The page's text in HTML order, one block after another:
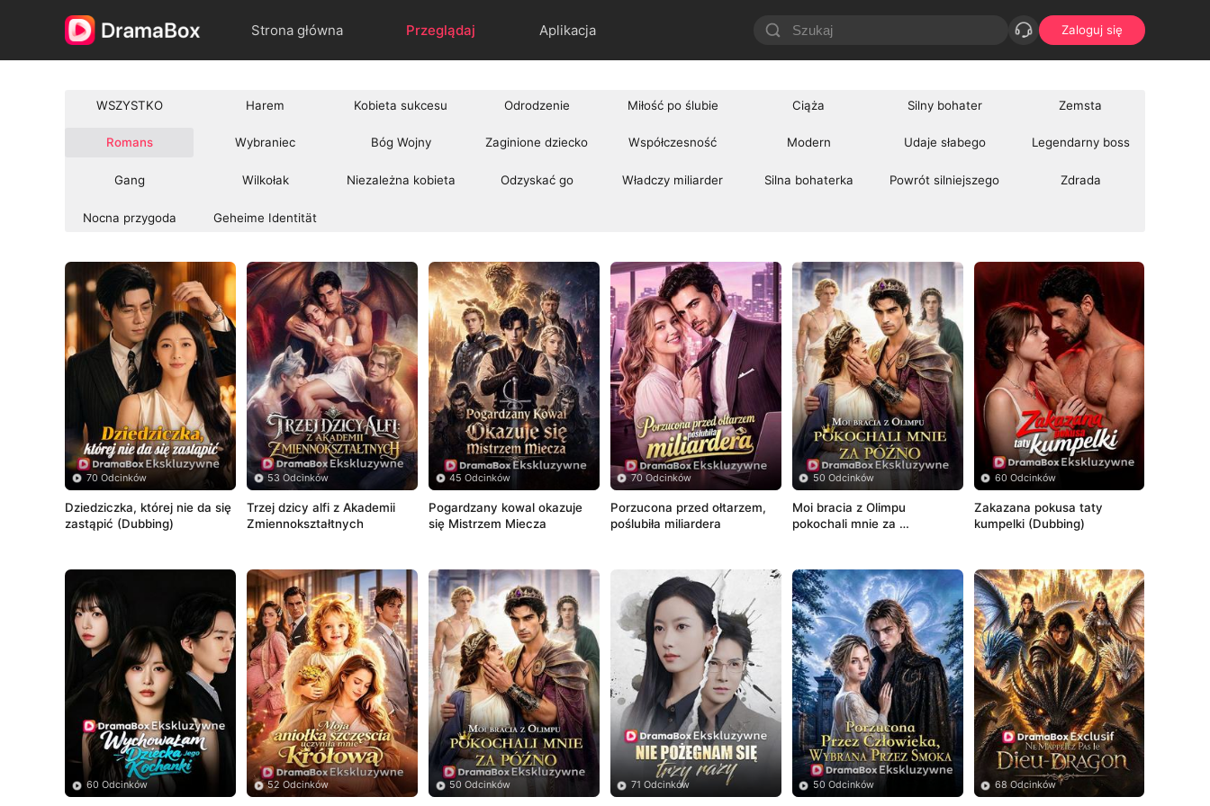
Strona główna Przeglądaj Aplikacja Zaloguj się
WSZYSTKO Harem Kobieta sukcesu Odrodzenie Miłość po ślubie Ciąża Silny bohater Zemsta
Romans Wybraniec Bóg Wojny Zaginione dziecko Współczesność Modern Udaje słabego Legendarny boss
Gang Wilkołak Niezależna kobieta Odzyskać go Władczy miliarder Silna bohaterka Powrót silniejszego Zdrada
Nocna przygoda Geheime Identität
70 Odcinków
Dziedziczka, której nie da się
53 Odcinków
Trzej dzicy alfi z Akademii
Zmiennokształtnych
45 Odcinków
Pogardzany kowal okazuje
się Mistrzem Miecza
70 Odcinków
Porzucona przed ołtarzem,
poślubiła miliardera
50 Odcinków
Moi bracia z Olimpu
pokochali mnie za
60 Odcinków
Zakazana pokusa taty
kumpelki (Dubbing)
60 Odcinków 52 Odcinków 50 Odcinków 71 Odcinków 50 Odcinków 68 Odcinków